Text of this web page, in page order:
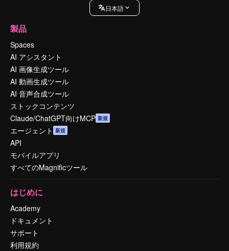
日本語
製品
Spaces
AI アシスタント
AI 画像生成ツール
AI 動画生成ツール
AI 音声合成ツール
ストックコンテンツ
Claude/ChatGPT向けMCP 新規
エージェント 新規
API
モバイルアプリ
すべてのMagnificツール
はじめに
Academy
ドキュメント
サポート
利用規約